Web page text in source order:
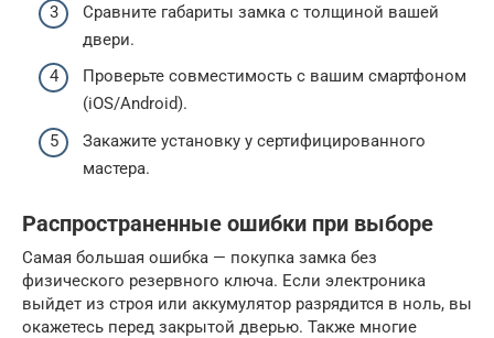
Сравните габариты замка с толщиной вашей
двери.
Проверьте совместимость с вашим смартфоном
(iOS/Android).
Закажите установку у сертифицированного
мастера.
Распространенные ошибки при выборе
Самая большая ошибка — покупка замка без
физического резервного ключа. Если электроника
выйдет из строя или аккумулятор разрядится в ноль, вы
окажетесь перед закрытой дверью. Также многие